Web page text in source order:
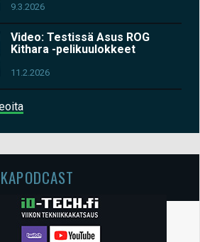
9.3.2026
Video: Testissä Asus ROG
Kithara -pelikuulokkeet
11.2.2026